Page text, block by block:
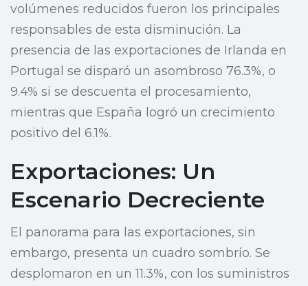
volúmenes reducidos fueron los principales
responsables de esta disminución. La
presencia de las exportaciones de Irlanda en
Portugal se disparó un asombroso 76.3%, o
9.4% si se descuenta el procesamiento,
mientras que España logró un crecimiento
positivo del 6.1%.
Exportaciones: Un
Escenario Decreciente
El panorama para las exportaciones, sin
embargo, presenta un cuadro sombrío. Se
desplomaron en un 11.3%, con los suministros